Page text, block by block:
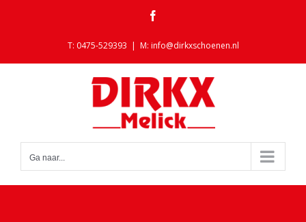
T: 0475-529393 | M: info@dirkxschoenen.nl
Ga naar...